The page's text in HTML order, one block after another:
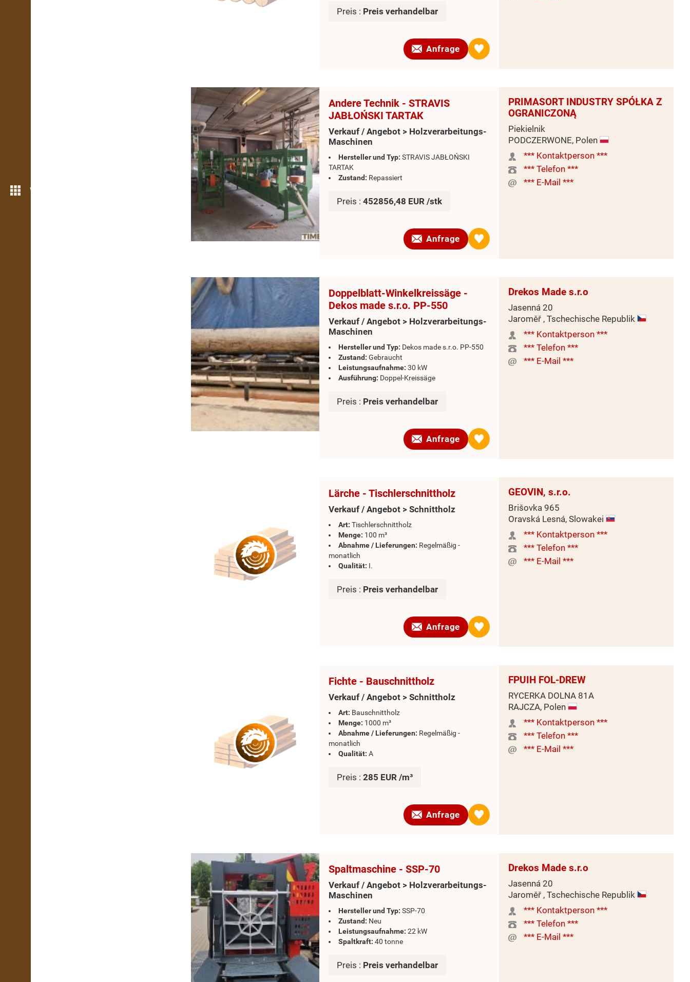
Weitere Funktionen
Preis : Preis verhandelbar
Anfrage
Andere Technik - STRAVIS
JABŁOŃSKI TARTAK
Verkauf / Angebot > Holzverarbeitungs-
Maschinen
Hersteller und Typ: STRAVIS JABŁOŃSKI
TARTAK
Zustand: Repassiert
Preis : 452856,48 EUR /stk
Anfrage
PRIMASORT INDUSTRY SPÓŁKA Z
OGRANICZONĄ
Piekielnik
PODCZERWONE, Polen
*** Kontaktperson ***
*** Telefon ***
*** E-Mail ***
Doppelblatt-Winkelkreissäge -
Dekos made s.r.o. PP-550
Verkauf / Angebot > Holzverarbeitungs-
Maschinen
Hersteller und Typ: Dekos made s.r.o. PP-550
Zustand: Gebraucht
Leistungsaufnahme: 30 kW
Ausführung: Doppel-Kreissäge
Preis : Preis verhandelbar
Anfrage
Drekos Made s.r.o
Jasenná 20
Jaroměř , Tschechische Republik
*** Kontaktperson ***
*** Telefon ***
*** E-Mail ***
Lärche - Tischlerschnittholz
Verkauf / Angebot > Schnittholz
Art: Tischlerschnittholz
Menge: 100 m³
Abnahme / Lieferungen: Regelmäßig -
monatlich
Qualität: I.
Preis : Preis verhandelbar
Anfrage
GEOVIN, s.r.o.
Brišovka 965
Oravská Lesná, Slowakei
*** Kontaktperson ***
*** Telefon ***
*** E-Mail ***
Fichte - Bauschnittholz
Verkauf / Angebot > Schnittholz
Art: Bauschnittholz
Menge: 1000 m³
Abnahme / Lieferungen: Regelmäßig -
monatlich
Qualität: A
Preis : 285 EUR /m³
Anfrage
FPUIH FOL-DREW
RYCERKA DOLNA 81A
RAJCZA, Polen
*** Kontaktperson ***
*** Telefon ***
*** E-Mail ***
Spaltmaschine - SSP-70
Verkauf / Angebot > Holzverarbeitungs-
Maschinen
Hersteller und Typ: SSP-70
Zustand: Neu
Leistungsaufnahme: 22 kW
Spaltkraft: 40 tonne
Preis : Preis verhandelbar
Drekos Made s.r.o
Jasenná 20
Jaroměř , Tschechische Republik
*** Kontaktperson ***
*** Telefon ***
*** E-Mail ***